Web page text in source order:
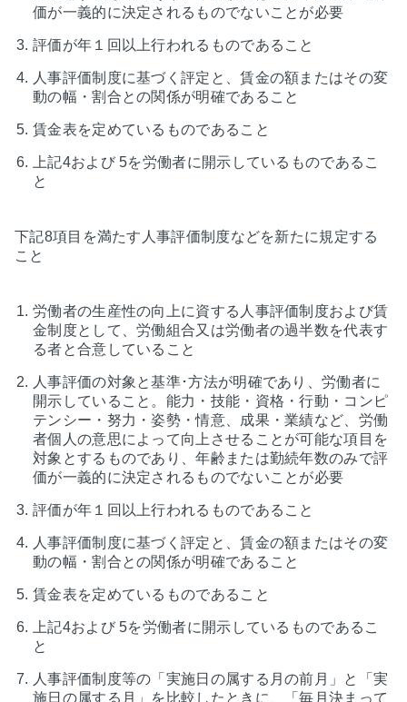
価が一義的に決定されるものでないことが必要
評価が年１回以上行われるものであること
人事評価制度に基づく評定と、賃金の額またはその変
動の幅・割合との関係が明確であること
賃金表を定めているものであること
上記4および 5を労働者に開示しているものであるこ
と
下記8項目を満たす人事評価制度などを新たに規定する
こと
労働者の生産性の向上に資する人事評価制度および賃
金制度として、労働組合又は労働者の過半数を代表す
る者と合意していること
人事評価の対象と基準･方法が明確であり、労働者に
開示していること。能力・技能・資格・行動・コンピ
テンシー・努力・姿勢・情意、成果・業績など、労働
者個人の意思によって向上させることが可能な項目を
対象とするものであり、年齢または勤続年数のみで評
価が一義的に決定されるものでないことが必要
評価が年１回以上行われるものであること
人事評価制度に基づく評定と、賃金の額またはその変
動の幅・割合との関係が明確であること
賃金表を定めているものであること
上記4および 5を労働者に開示しているものであるこ
と
人事評価制度等の「実施日の属する月の前月」と「実
施日の属する月」を比較したときに、「毎月決まって